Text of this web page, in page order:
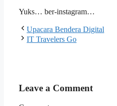
Yuks… ber-instagram…
Upacara Bendera Digital
IT Travelers Go
Leave a Comment